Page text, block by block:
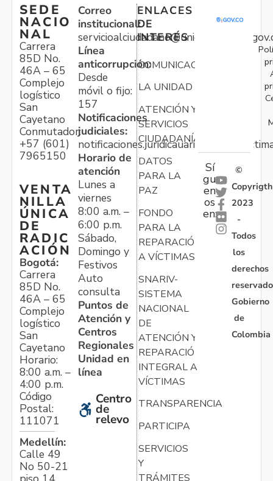
SEDE
NACIO
NAL
Carrera
85D No.
46A – 65
Complejo
logístico
San
Cayetano
Conmutador:
+57 (601)
7965150
VENTA
NILLA
ÚNICA
DE
RADIC
ACIÓN
Bogotá:
Carrera
85D No.
46A – 65
Complejo
logístico
San
Cayetano
Horario:
8:00 a.m. –
4:00 p.m.
Código
Postal:
111071
Medellín:
Calle 49
No 50-21
Correo
institucional:
Línea
anticorrupción:
Desde
móvil o fijo:
157
Notificaciones
judiciales:
Horario de
atención
Lunes a
viernes
8:00 a.m. –
6:00 p.m.
Sábado,
Domingo y
Festivos
Auto
consulta
Puntos de
Atención y
Centros
Regionales
Unidad en
línea
Centro
de
relevo
ENLACES
DE
INTERÉS
COMUNICACIONES
LA UNIDAD
ATENCIÓN Y
SERVICIOS
CIUDADANÍA
DATOS
PARA LA
PAZ
FONDO
PARA LA
REPARACIÓN
A VÍCTIMAS
SNARIV-
SISTEMA
NACIONAL
DE
ATENCIÓN Y
REPARACIÓN
INTEGRAL A
VÍCTIMAS
TRANSPARENCIA
PARTICIPA
SERVICIOS
Y
TRÁMITES
Sí
gu
en
os
en:
©
Copyrigth
2023
-
Todos
los
derechos
Gobierno
de
Colombia